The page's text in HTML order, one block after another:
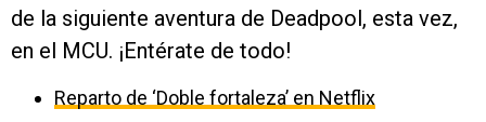
de la siguiente aventura de Deadpool, esta vez,
en el MCU. ¡Entérate de todo!
Reparto de ‘Doble fortaleza’ en Netflix